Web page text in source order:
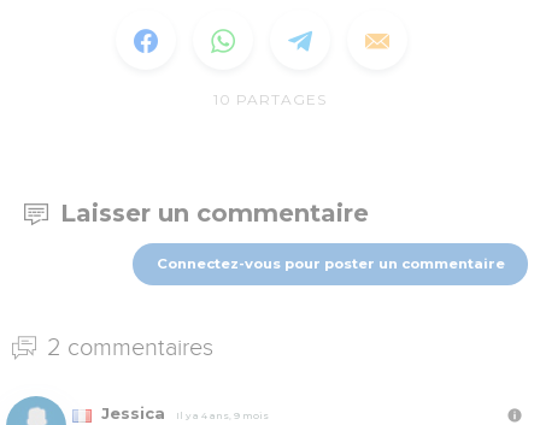
10 PARTAGES
Laisser un commentaire
Connectez-vous pour poster un commentaire
2 commentaires
Jessica Il y a 4 ans, 9 mois